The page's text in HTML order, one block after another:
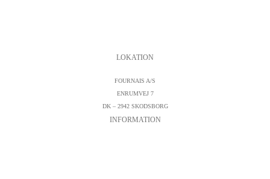
LOKATION
FOURNAIS A/S
ENRUMVEJ 7
DK – 2942 SKODSBORG
INFORMATION